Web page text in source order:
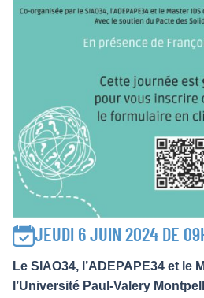
JEUDI 6 JUIN 2024 DE
Le SIAO34, l’ADEPAPE34 et le
l’Université Paul-Valery